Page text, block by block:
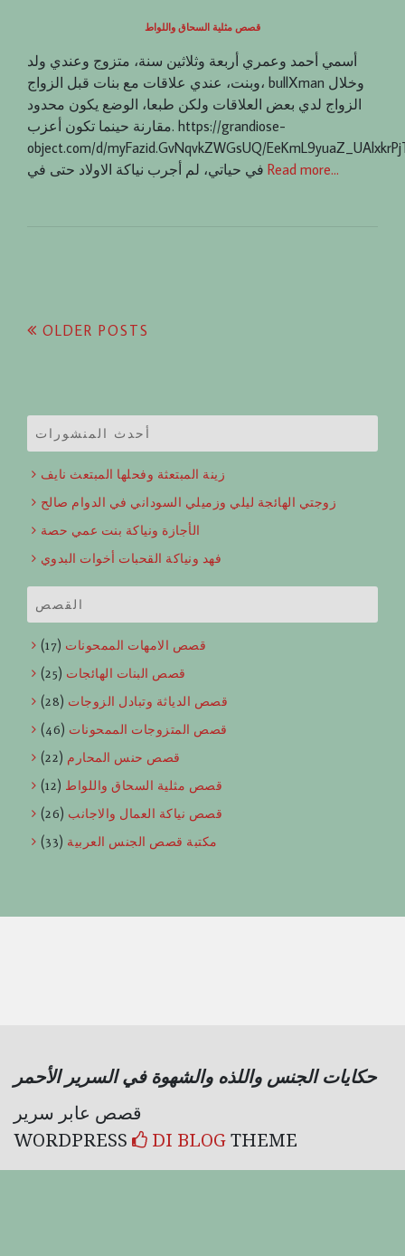
قصص مثلية السحاق واللواط
أسمي أحمد وعمري أربعة وثلاثين سنة، متزوج وعندي ولد
وبنت، عندي علاقات مع بنات قبل الزواج، bullXman وخلال
الزواج لدي بعض العلاقات ولكن طبعا، الوضع يكون محدود
مقارنة حينما تكون أعزب. https://grandiose-
object.com/d/myFazid.GvNqvkZWGsUQ/
Read more…
Posts
OLDER POSTS
أحدث المنشورات
زينة المبتعثة وفحلها المبتعث نايف
زوجتي الهائجة ليلي وزميلي السوداني في الدوام صالح
الأجازة ونياكة بنت عمي حصة
فهد ونياكة القحبات أخوات البدوي
القصص
قصص الامهات الممحونات (17)
قصص البنات الهائجات (25)
قصص الدياثة وتبادل الزوجات (28)
قصص المتزوجات الممحونات (46)
قصص حنس المحارم (22)
قصص مثلية السحاق واللواط (12)
قصص نياكة العمال والاجانب (26)
مكتبة قصص الجنس العربية (33)
حكايات الجنس واللذه والشهوة في السرير الأحمر
WORDPRESS
DI BLOGTHEME